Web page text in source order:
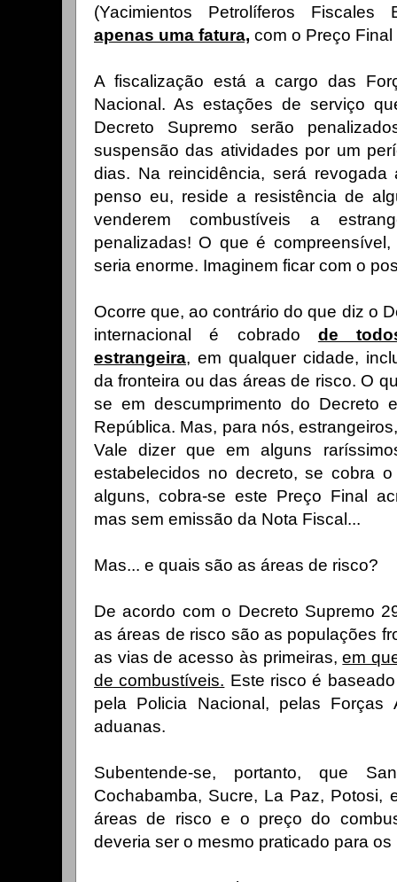
(Yacimientos Petrolíferos Fiscales
apenas uma fatura, com o Preço
A fiscalização está a cargo das
Nacional. As estações de serviço
Decreto Supremo serão
suspensão das atividades por um
dias. Na reincidência, será
penso eu, reside a resistência de
venderem combustíveis a
penalizadas! O que é
seria enorme. Imaginem ficar com o
Ocorre que, ao contrário do que diz o
internacional é cobrado de
estrangeira, em qualquer cidade,
da fronteira ou das áreas de risco. O
se em descumprimento do Decreto
República. Mas, para nós,
Vale dizer que em alguns
estabelecidos no decreto, se cobra
alguns, cobra-se este Preço Final
mas sem emissão da Nota Fiscal...
Mas... e quais são as áreas de risco?
De acordo com o Decreto Supremo
as áreas de risco são as populações
as vias de acesso às primeiras,em
de combustíveis. Este risco é
pela Policia Nacional, pelas Forças
aduanas.
Subentende-se, portanto, que
Cochabamba, Sucre, La Paz, Potosi,
áreas de risco e o preço do
deveria ser o mesmo praticado para os